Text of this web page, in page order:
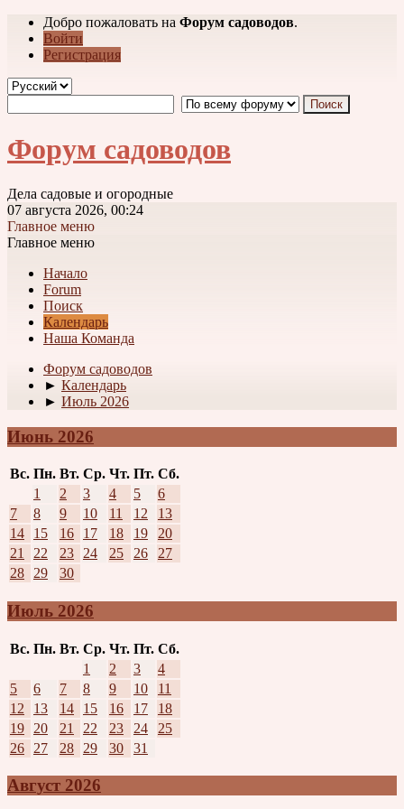
Добро пожаловать на Форум садоводов.
Войти
Регистрация
Форум садоводов
Дела садовые и огородные
07 августа 2026, 00:24
Главное меню
Главное меню
Начало
Forum
Поиск
Календарь
Наша Команда
Форум садоводов
► Календарь
► Июль 2026
Июнь 2026
Вс. Пн. Вт. Ср. Чт. Пт. Сб.
1
2 3 4 5
6
7
8 9 10 11 12
13
14
15 16 17 18 19
20
21
22 23 24 25 26
27
28
29 30
Июль 2026
Вс. Пн. Вт. Ср. Чт. Пт. Сб.
1
2 3
4
5
6 7 8 9 10
11
12
13 14 15 16 17
18
19
20 21 22 23 24
25
26
27 28 29 30 31
Август 2026